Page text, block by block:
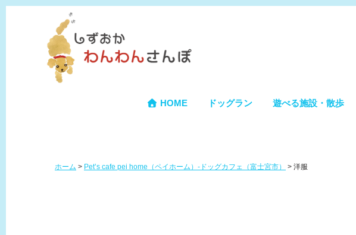
HOME ドッグラン 遊べる施設・散歩
ホーム > Pet’s cafe pei home（ペイホーム）-ドッグカフェ（富士宮市） > 洋服